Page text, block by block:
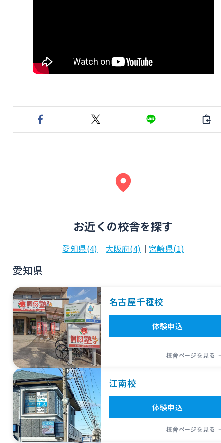
お近くの校舎を探す
愛知県(4) ｜ 大阪府(4) ｜ 宮崎県(1)
愛知県
名古屋千種校
体験申込
校舎ページを見る
江南校
体験申込
校舎ページを見る